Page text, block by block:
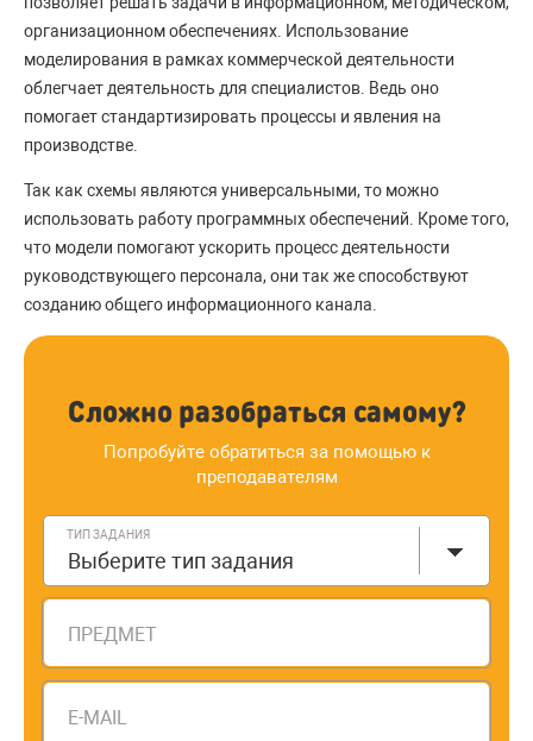
организационном обеспечениях. Использование
моделирования в рамках коммерческой деятельности
облегчает деятельность для специалистов. Ведь оно
помогает стандартизировать процессы и явления на
производстве.
Так как схемы являются универсальными, то можно
использовать работу программных обеспечений. Кроме того,
что модели помогают ускорить процесс деятельности
руководствующего персонала, они так же способствуют
созданию общего информационного канала.
Сложно разобраться самому?
Попробуйте обратиться за помощью к
преподавателям
ТИП ЗАДАНИЯ
Выберите тип задания
ПРЕДМЕТ
E-MAIL